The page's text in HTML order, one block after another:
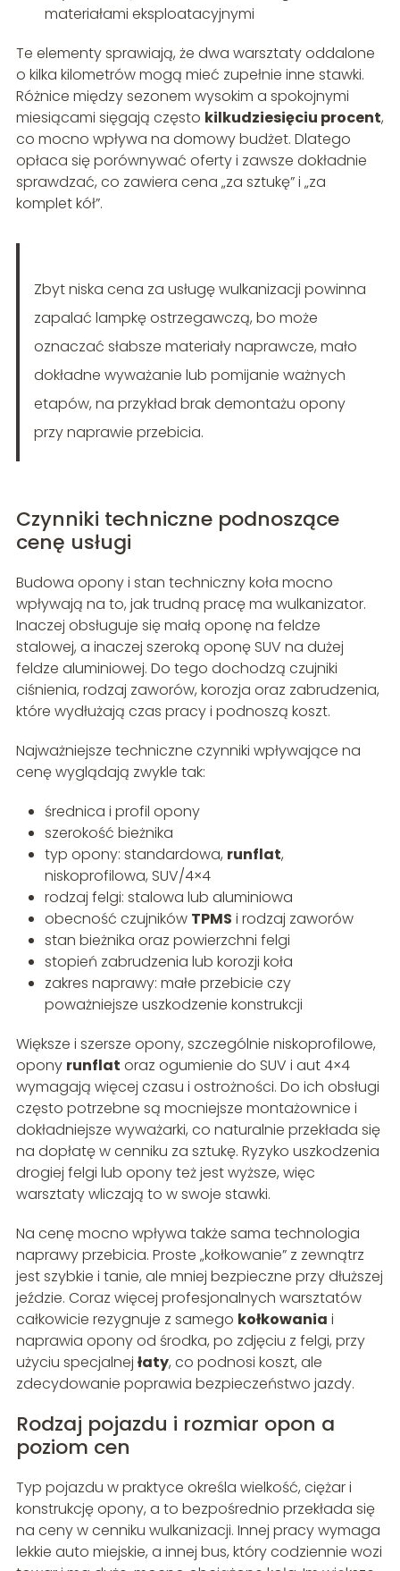
materiałami eksploatacyjnymi
Te elementy sprawiają, że dwa warsztaty oddalone
o kilka kilometrów mogą mieć zupełnie inne stawki.
Różnice między sezonem wysokim a spokojnymi
miesiącami sięgają często kilkudziesięciu procent,
co mocno wpływa na domowy budżet. Dlatego
opłaca się porównywać oferty i zawsze dokładnie
sprawdzać, co zawiera cena „za sztukę” i „za
komplet kół”.
Zbyt niska cena za usługę wulkanizacji powinna
zapalać lampkę ostrzegawczą, bo może
oznaczać słabsze materiały naprawcze, mało
dokładne wyważanie lub pomijanie ważnych
etapów, na przykład brak demontażu opony
przy naprawie przebicia.
Czynniki techniczne podnoszące
cenę usługi
Budowa opony i stan techniczny koła mocno
wpływają na to, jak trudną pracę ma wulkanizator.
Inaczej obsługuje się małą oponę na feldze
stalowej, a inaczej szeroką oponę SUV na dużej
feldze aluminiowej. Do tego dochodzą czujniki
ciśnienia, rodzaj zaworów, korozja oraz zabrudzenia,
które wydłużają czas pracy i podnoszą koszt.
Najważniejsze techniczne czynniki wpływające na
cenę wyglądają zwykle tak:
średnica i profil opony
szerokość bieżnika
typ opony: standardowa, runflat,
niskoprofilowa, SUV/4×4
rodzaj felgi: stalowa lub aluminiowa
obecność czujników TPMS i rodzaj zaworów
stan bieżnika oraz powierzchni felgi
stopień zabrudzenia lub korozji koła
zakres naprawy: małe przebicie czy
poważniejsze uszkodzenie konstrukcji
Większe i szersze opony, szczególnie niskoprofilowe,
opony runflat oraz ogumienie do SUV i aut 4×4
wymagają więcej czasu i ostrożności. Do ich obsługi
często potrzebne są mocniejsze montażownice i
dokładniejsze wyważarki, co naturalnie przekłada się
na dopłatę w cenniku za sztukę. Ryzyko uszkodzenia
drogiej felgi lub opony też jest wyższe, więc
warsztaty wliczają to w swoje stawki.
Na cenę mocno wpływa także sama technologia
naprawy przebicia. Proste „kołkowanie” z zewnątrz
jest szybkie i tanie, ale mniej bezpieczne przy dłuższej
jeździe. Coraz więcej profesjonalnych warsztatów
całkowicie rezygnuje z samego kołkowania i
naprawia opony od środka, po zdjęciu z felgi, przy
użyciu specjalnej łaty, co podnosi koszt, ale
zdecydowanie poprawia bezpieczeństwo jazdy.
Rodzaj pojazdu i rozmiar opon a
poziom cen
Typ pojazdu w praktyce określa wielkość, ciężar i
konstrukcję opony, a to bezpośrednio przekłada się
na ceny w cenniku wulkanizacji. Innej pracy wymaga
lekkie auto miejskie, a innej bus, który codziennie wozi